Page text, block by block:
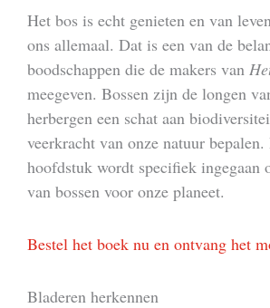
Het bos is echt genieten en van
ons allemaal. Dat is een van de
boodschappen die de makers van
meegeven. Bossen zijn de longen
herbergen een schat aan
veerkracht van onze natuur bepalen.
hoofdstuk wordt specifiek ingegaan
van bossen voor onze planeet.
Bestel het boek nu en ontvang het
Bladeren herkennen